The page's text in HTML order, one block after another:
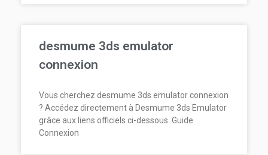
desmume 3ds emulator
connexion
Vous cherchez desmume 3ds emulator connexion
? Accédez directement à Desmume 3ds Emulator
grâce aux liens officiels ci-dessous. Guide
Connexion